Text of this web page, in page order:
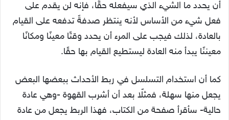
أن يحدد ما الشيء الذي سيفعله حقًّا، فإنه لن يقدم على
فعل شيء من الأساس لأنه ينتظر صدفةً تدفعه على القيام
بالعادة، لذلك فيجب على المرء أن يحدد وقتًا معينًا ومكانًا
معيننًا يبدأ منه العادة ليستطيع القيام بها حقًا.
كما أن استخدام التسلسل في ربط الأحداث ببعضها البعض
يجعل منها سهلة، فمثلًا بعد أن أشرب القهوة -وهي عادة
حالية- سأقرأ صفحة من الكتاب، فهذا الربط يجعل من عادة